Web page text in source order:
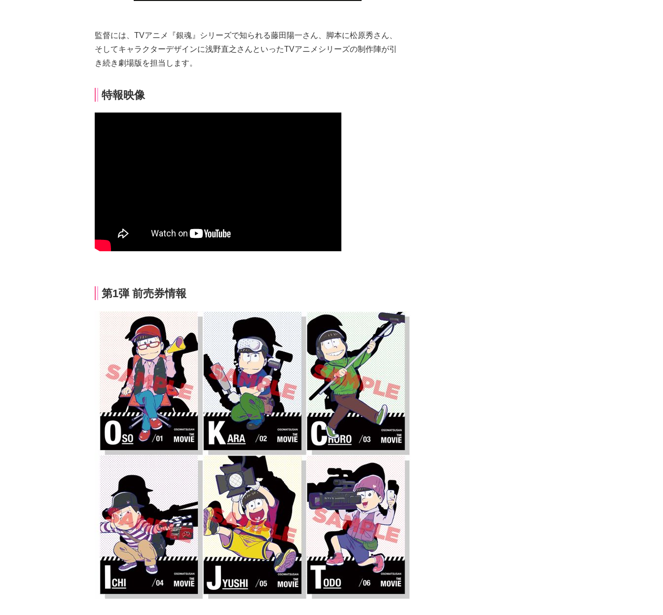
監督には、TVアニメ『銀魂』シリーズで知られる藤田陽一さん、脚本に松原秀さん、
そしてキャラクターデザインに浅野直之さんといったTVアニメシリーズの制作陣が引
き続き劇場版を担当します。
特報映像
第1弾 前売券情報